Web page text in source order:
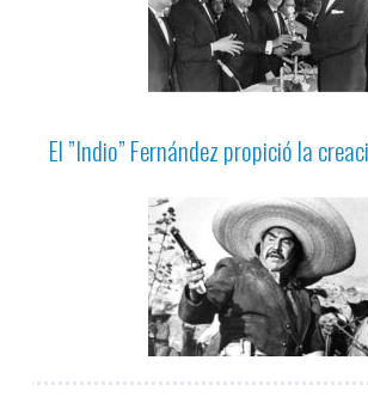
El ”Indio” Fernández propició la